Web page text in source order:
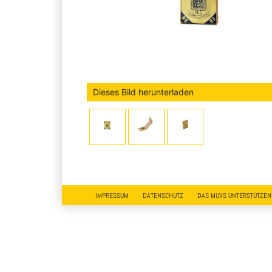
Dieses Bild herunterladen
IMPRESSUM DATENSCHUTZ DAS MUVS UNTERSTÜTZEN